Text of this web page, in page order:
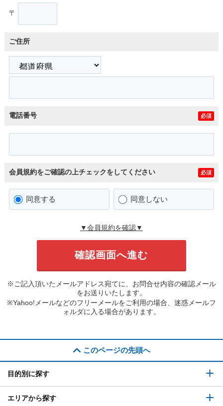
〒
ご住所
電話番号 必須
会員規約をご確認の上チェックをしてください 必須
同意する 同意しない
▼会員規約を確認▼
※ご記入頂いたメールアドレス宛てに、お問合せ内容の確認メール
をお送りいたします。
※Yahoo!メールなどのフリーメールをご利用の場合、迷惑メールフ
ォルダに入る場合があります。
このページの先頭へ
目的別に探す
エリアから探す